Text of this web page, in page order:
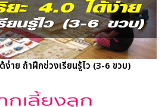
ง่าย ถ้าฝึกช่วงเรียนรู้ไว (3-6 ขวบ)